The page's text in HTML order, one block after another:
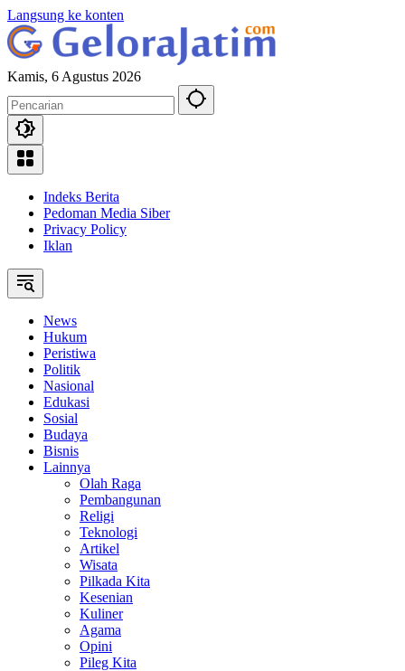
Langsung ke konten
Kamis, 6 Agustus 2026
Indeks Berita
Pedoman Media Siber
Privacy Policy
Iklan
News
Hukum
Peristiwa
Politik
Nasional
Edukasi
Sosial
Budaya
Bisnis
Lainnya
Olah Raga
Pembangunan
Religi
Teknologi
Artikel
Wisata
Pilkada Kita
Kesenian
Kuliner
Agama
Opini
Pileg Kita